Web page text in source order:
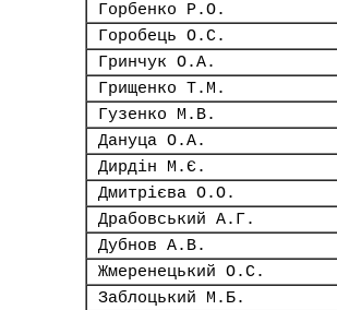
Горбенко Р.О.
Горобець О.С.
Гринчук О.А.
Грищенко Т.М.
Гузенко М.В.
Дануца О.А.
Дирдін М.Є.
Дмитрієва О.О.
Драбовський А.Г.
Дубнов А.В.
Жмеренецький О.С.
Заблоцький М.Б.